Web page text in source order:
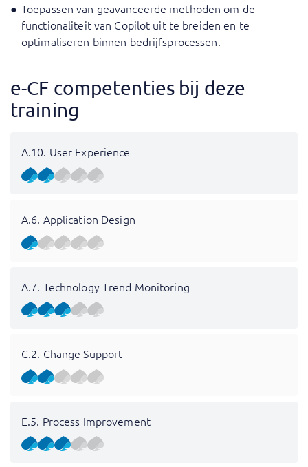
Toepassen van geavanceerde methoden om de
functionaliteit van Copilot uit te breiden en te
optimaliseren binnen bedrijfsprocessen.
e-CF competenties bij deze
training
A.10. User Experience
A.6. Application Design
A.7. Technology Trend Monitoring
C.2. Change Support
E.5. Process Improvement